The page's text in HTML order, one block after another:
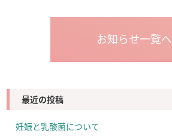
お知らせ一覧へ
最近の投稿
妊娠と乳酸菌について